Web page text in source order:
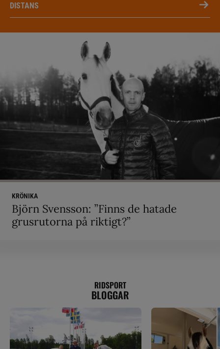
DISTANS
KRÖNIKA
Björn Svensson: ”Finns de hatade
grusrutorna på riktigt?”
RIDSPORT
BLOGGAR